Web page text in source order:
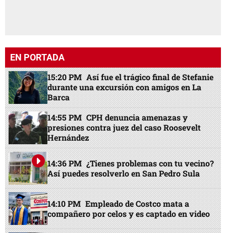
EN PORTADA
15:20 PM Así fue el trágico final de Stefanie
durante una excursión con amigos en La
Barca
14:55 PM CPH denuncia amenazas y
presiones contra juez del caso Roosevelt
Hernández
14:36 PM ¿Tienes problemas con tu vecino?
Así puedes resolverlo en San Pedro Sula
14:10 PM Empleado de Costco mata a
compañero por celos y es captado en video